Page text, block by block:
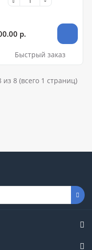
р.
Быстрый заказ
8 (всего 1 страниц)